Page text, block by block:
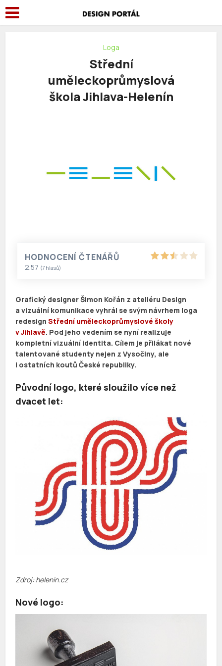
Loga
Střední
uměleckoprůmyslová
škola Jihlava-Helenín
HODNOCENÍ ČTENÁŘŮ
2.57 (7 hlasů)
Grafický designer Šimon Kořán z ateliéru Design
a vizuální komunikace vyhrál se svým návrhem loga
redesignStřední uměleckoprůmyslové školy
v Jihlavě. Pod jeho vedením se nyní realizuje
kompletní vizuální identita. Cílem je přilákat nové
talentované studenty nejen z Vysočiny, ale
i ostatních koutů České republiky.
Původní logo, které sloužilo více než
dvacet let:
Zdroj: helenin.cz
Nové logo: